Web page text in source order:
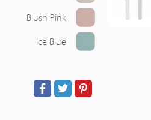
Blush Pink
Ice Blue